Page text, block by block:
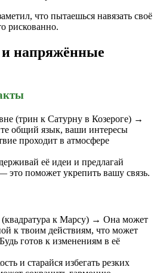
что пытаешься навязать своё
рискованно.
напряжённые
(трин к Сатурну в Козероге) →
общий язык, ваши интересы
проходит в атмосфере
её идеи и предлагай
это поможет укрепить вашу связь.
к Марсу) → Она может
к твоим действиям, что может
готов к изменениям в её
и старайся избегать резких